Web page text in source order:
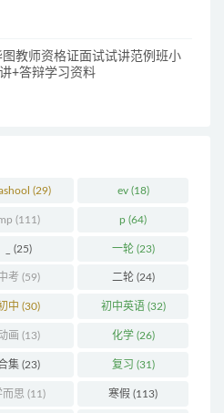
教师资格证面试试讲范例班小
+答辩学习资料
(29) ev(18)
(111) p (64)
(25) 一轮(23)
考 (59) 二轮(24)
中 (30) 初中英语(32)
画 (13) 化学(26)
集(23) 复习 (31)
而思 (11) 寒假 (113)